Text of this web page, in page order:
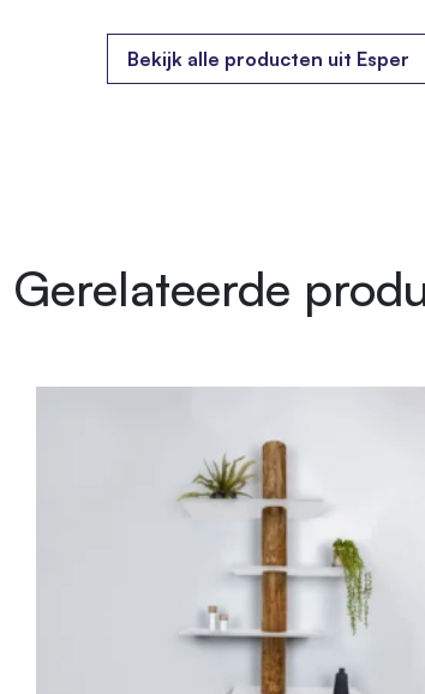
Bekijk alle producten uit Esper
Gerelateerde